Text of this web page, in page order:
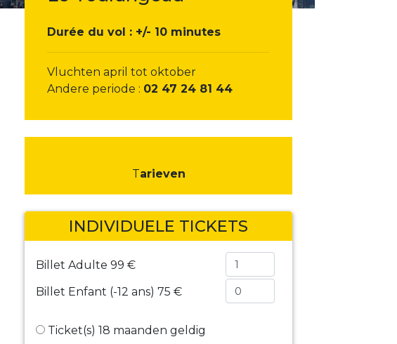
Durée du vol : +/- 10 minutes
Vluchten april tot oktober
Andere periode : 02 47 24 81 44
Tarieven
INDIVIDUELE TICKETS
Billet Adulte 99 €
Billet Enfant (-12 ans) 75 €
Ticket(s) 18 maanden geldig